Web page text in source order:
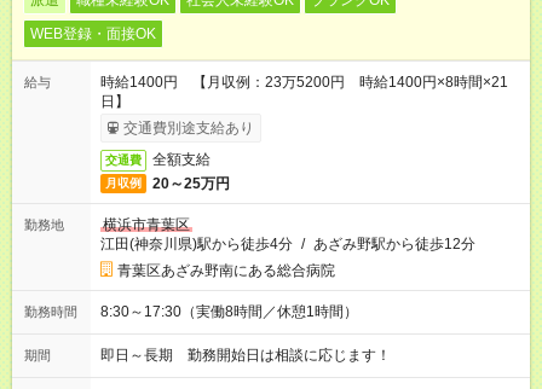
WEB登録・面接OK
給与
時給1400円 【月収例：23万5200円 時給1400円×8時間×21
日】
交通費別途支給あり
交通費 全額支給
月収例 20～25万円
勤務地
横浜市青葉区
江田(神奈川県)駅から徒歩4分 / あざみ野駅から徒歩12分
青葉区あざみ野南にある総合病院
勤務時間 8:30～17:30（実働8時間／休憩1時間）
期間 即日～長期 勤務開始日は相談に応じます！